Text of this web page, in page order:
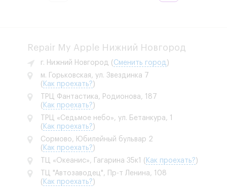
Repair My Apple Нижний Новгород
г. Нижний Новгород ( Сменить город )
м. Горьковская, ул. Звездинка 7
( Как проехать? )
ТРЦ Фантастика, Родионова, 187
( Как проехать? )
ТРЦ «Седьмое небо», ул. Бетанкура, 1
( Как проехать? )
Сормово, Юбилейный бульвар 2
( Как проехать? )
ТЦ «Океанис», Гагарина 35к1
( Как проехать? )
ТЦ "Автозаводец", Пр-т Ленина, 108
( Как проехать? )